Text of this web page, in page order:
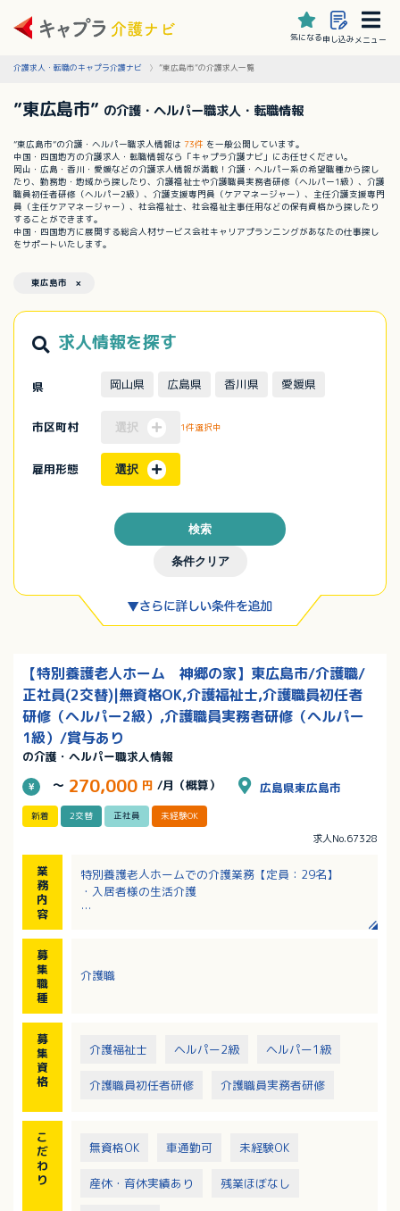
気になる申し込みメニュー
介護求人・転職のキャプラ介護ナビ ”東広島市”の介護求人一覧
”東広島市” の介護・ヘルパー職求人・転職情報
”東広島市”の介護・ヘルパー職求人情報は 73件 を一般公開しています。
中国・四国地方の介護求人・転職情報なら「キャプラ介護ナビ」にお任せください。
岡山・広島・香川・愛媛などの介護求人情報が満載！介護・ヘルパー系の希望職種から探し
たり、勤務地・地域から探したり、介護福祉士や介護職員実務者研修（ヘルパー1級）、介護
職員初任者研修（ヘルパー2級）、介護支援専門員（ケアマネージャー）、主任介護支援専門
員（主任ケアマネージャー）、社会福祉士、社会福祉主事任用などの保有資格から探したり
することができます。
中国・四国地方に展開する総合人材サービス会社キャリアプランニングがあなたの仕事探し
をサポートいたします。
東広島市 ×
求人情報を探す
県 岡山県 広島県 香川県 愛媛県
市区町村 選択 1件選択中
雇用形態 選択
条件クリア
検索
【特別養護老人ホーム 神郷の家】東広島市/介護職/
正社員(2交替)|無資格OK,介護福祉士,介護職員初任者
研修（ヘルパー2級）,介護職員実務者研修（ヘルパー
1級）/賞与あり
の介護・ヘルパー職求人情報
～ 270,000 円 /月（概算） 広島県東広島市
新着 2交替 正社員 未経験OK
求人No.67328
業
務
内
容
特別養護老人ホームでの介護業務【定員：29名】
・入居者様の生活介護
募
集
職
種
介護職
募
集
資
格
介護福祉士 ヘルパー2級 ヘルパー1級
介護職員初任者研修 介護職員実務者研修
こ
だ
わ
り
無資格OK 車通勤可 未経験OK
産休・育休実績あり 残業ほぼなし